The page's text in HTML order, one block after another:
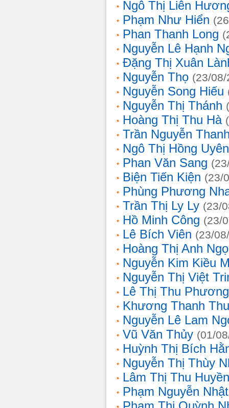
Ngô Thị Liên
Phạm Như Hiển
Phan Thanh Long
Nguyễn Lê Hạnh
Đặng Thị Xuân
Nguyễn Thọ (23/
Nguyễn Song Hiếu
Nguyễn Thị Thánh
Hoàng Thị Thu Hà
Trần Nguyễn
Ngô Thị Hồng Uyên
Phan Văn Sang
Biện Tiến Kiện (23/
Phùng Phương
Trần Thị Ly Ly (23/
Hồ Minh Công (23/
Lê Bích Viên (23/
Hoàng Thị Anh
Nguyễn Kim Kiều
Nguyễn Thị Việt
Lê Thị Thu Phương
Khương Thanh
Nguyễn Lê Lam
Vũ Văn Thủy (01/
Huỳnh Thị Bích
Nguyễn Thị Thùy
Lâm Thị Thu Huyền
Phạm Nguyễn